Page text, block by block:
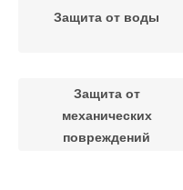
Защита от воды
Защита от
механических
повреждений